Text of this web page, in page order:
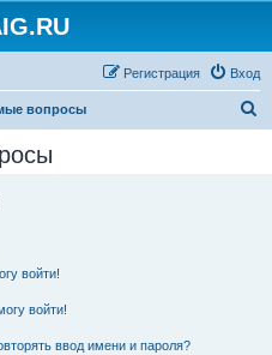
Вход
Регистрация
вопросы
войти!
войти!
ввод имени и пароля?